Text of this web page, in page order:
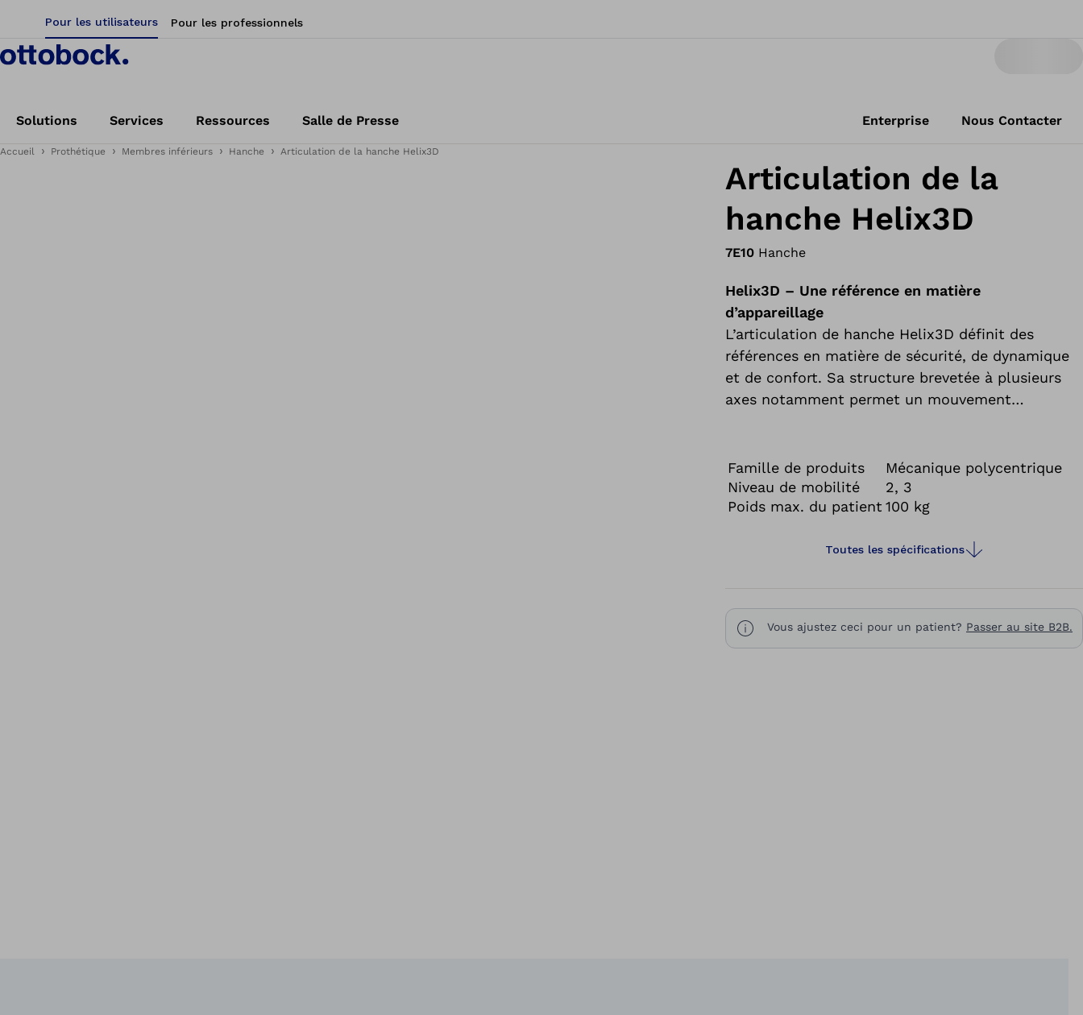
Pour les utilisateurs Pour les professionnels
Solutions Services Ressources Salle de Presse Enterprise Nous Contacter
Accueil Prothétique Membres inférieurs Hanche Articulation de la hanche Helix3D
Articulation de la
hanche Helix3D
7E10 Hanche
Helix3D – Une référence en matière
d’appareillage
L’articulation de hanche Helix3D définit des
références en matière de sécurité, de dynamique
et de confort. Sa structure brevetée à plusieurs
axes notamment permet un mouvement
Helix3D est validée uniquement pour une
utilisation avec les articulations de genou C-Leg®
et Genium ainsi qu’avec les composants
Famille de produits
Mécanique polycentrique
Niveau de mobilité
2, 3
Poids max. du patient 100 kg
Toutes les spécifications
Vous ajustez ceci pour un patient? Passer au site B2B.